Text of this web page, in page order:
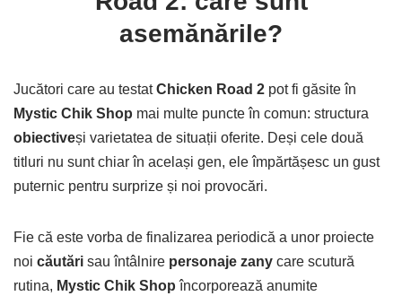
asemănările?
Jucători care au testatChicken Road 2 pot fi găsite în
Mystic Chik Shop mai multe puncte în comun: structura
obiectiveși varietatea de situații oferite. Deși cele două
titluri nu sunt chiar în același gen, ele împărtășesc un gust
puternic pentru surprize și noi provocări.
Fie că este vorba de finalizarea periodică a unor proiecte
noi căutări sau întâlnire personaje zany care scutură
rutina, Mystic Chik Shop încorporează anumite